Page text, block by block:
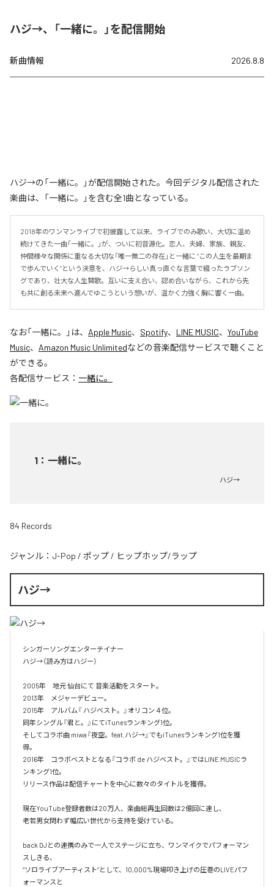
ハジ→、「一緒に。」を配信開始
新曲情報 2026.8.8
ハジ→の「一緒に。」が配信開始された。今回デジタル配信された
楽曲は、「一緒に。」を含む全1曲となっている。
2018年のワンマンライブで初披露して以来、ライブでのみ歌い、大切に温め
続けてきた一曲「一緒に。」が、ついに初音源化。恋人、夫婦、家族、親友、
仲間――様々な関係に重なる大切な「唯一無二の存在」と一緒に “この人生を最期ま
で歩んでいく”という決意を、ハジ→らしい真っ直ぐな言葉で綴ったラブソン
グであり、壮大な人生賛歌。互いに支え合い、認め合いながら、これから先
も共に創る未来へ進んでゆこうという想いが、温かく力強く胸に響く一曲。
なお「一緒に。 」は、 Apple Music、 Spotify、 LINE MUSIC、 YouTube
Music、 Amazon Music Unlimitedなどの音楽配信サービスで聴くこと
ができる。
各配信サービス： 一緒に。
1 ： 一緒に。
ハジ→
84 Records
ジャンル： J-Pop / ポップ / ヒップホップ/ラップ
ハジ→
シンガーソングエンターテイナー
ハジ→（読み方はハジー）
2005年　地元 仙台にて 音楽活動をスタート。
2013年　メジャーデビュー。
2015年　アルバム『 ハジベスト。』オリコン４位。
同年シングル『君と。』にてiTunesランキング1位。
そしてコラボ曲 miwa『夜空。feat.ハジ→』でもiTunesランキング1位を獲
得。
2016年　コラボベストとなる『コラボ de ハジベスト。』ではLINE MUSICラ
ンキング1位。
リリース作品は配信チャートを中心に数々のタイトルを獲得。
現在YouTube登録者数は20万人、楽曲総再生回数は2億回に達し、
老若男女問わず幅広い世代から支持を受けている。
back DJとの連携のみで一人でステージに立ち、ワンマイクでパフォーマン
スしきる、
“ソロライブアーティスト”として、10,000%現場叩き上げの圧巻のLIVEパフ
ォーマンスと